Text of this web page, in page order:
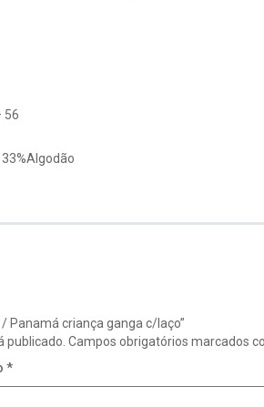
56
Panamá criança ganga c/laço”
publicado. Campos obrigatórios marcados
*